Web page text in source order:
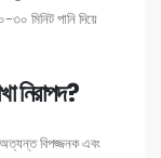
মিনিট পানি দিয়ে
অত্যন্ত বিপজ্জনক এবং